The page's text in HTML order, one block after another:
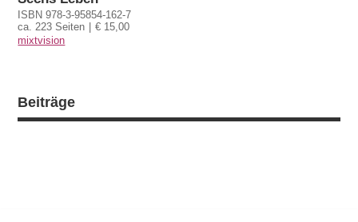
ISBN 978-3-95854-162-7
ca. 223 Seiten
€ 15,00
mixtvision
Beiträge